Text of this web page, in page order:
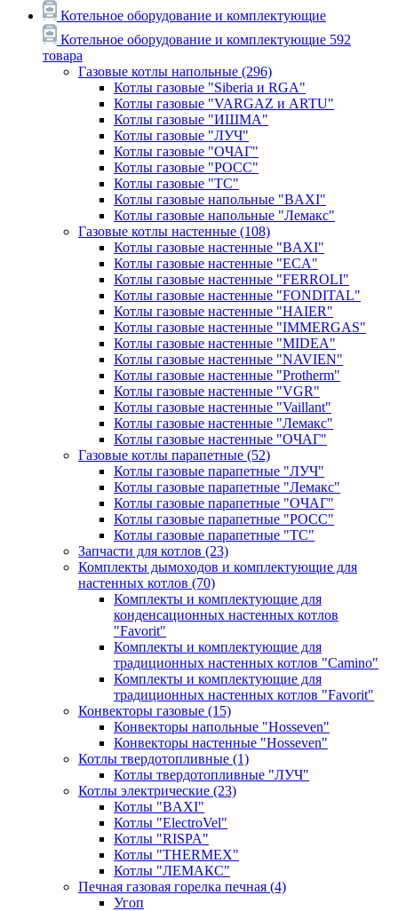
Котельное оборудование и комплектующие
Котельное оборудование и комплектующие 592
товара
Газовые котлы напольные (296)
Котлы газовые "Siberia и RGA"
Котлы газовые "VARGAZ и ARTU"
Котлы газовые "ИШМА"
Котлы газовые "ЛУЧ"
Котлы газовые "ОЧАГ"
Котлы газовые "РОСС"
Котлы газовые "ТС"
Котлы газовые напольные "BAXI"
Котлы газовые напольные "Лемакс"
Газовые котлы настенные (108)
Котлы газовые настенные "BAXI"
Котлы газовые настенные "ECA"
Котлы газовые настенные "FERROLI"
Котлы газовые настенные "FONDITAL"
Котлы газовые настенные "HAIER"
Котлы газовые настенные "IMMERGAS"
Котлы газовые настенные "MIDEA"
Котлы газовые настенные "NAVIEN"
Котлы газовые настенные "Protherm"
Котлы газовые настенные "VGR"
Котлы газовые настенные "Vaillant"
Котлы газовые настенные "Лемакс"
Котлы газовые настенные "ОЧАГ"
Газовые котлы парапетные (52)
Котлы газовые парапетные "ЛУЧ"
Котлы газовые парапетные "Лемакс"
Котлы газовые парапетные "ОЧАГ"
Котлы газовые парапетные "РОСС"
Котлы газовые парапетные "ТС"
Запчасти для котлов (23)
Комплекты дымоходов и комплектующие для
настенных котлов (70)
Комплекты и комплектующие для
конденсационных настенных котлов
"Favorit"
Комплекты и комплектующие для
традиционных настенных котлов "Camino"
Комплекты и комплектующие для
традиционных настенных котлов "Favorit"
Конвекторы газовые (15)
Конвекторы напольные "Hosseven"
Конвекторы настенные "Hosseven"
Котлы твердотопливные (1)
Котлы твердотопливные "ЛУЧ"
Котлы электрические (23)
Котлы "BAXI"
Котлы "ElectroVel"
Котлы "RISPA"
Котлы "THERMEX"
Котлы "ЛЕМАКС"
Печная газовая горелка печная (4)
Угоп